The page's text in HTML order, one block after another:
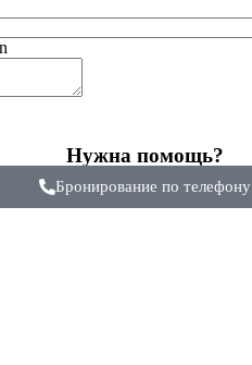
Нужна помощь?
Бронирование по телефону